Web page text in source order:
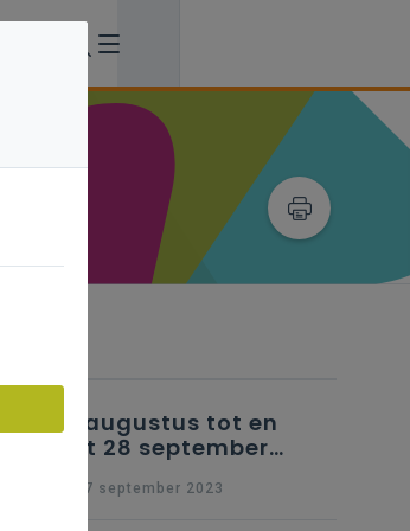
25 augustus tot en
met 28 september
vragen
wo 27 september 2023